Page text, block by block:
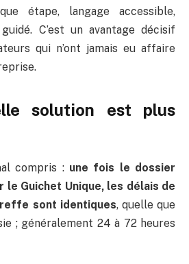
étape, langage accessible,
C’est un avantage décisif
qui n’ont jamais eu affaire
solution est plus
compris : une fois le dossier
le Guichet Unique, les délais de
sont identiques, quelle que
; généralement 24 à 72 heures